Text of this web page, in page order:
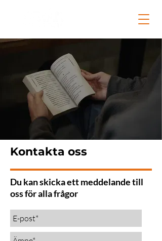
Kontakta oss
Du kan skicka ett meddelande till
oss för alla frågor